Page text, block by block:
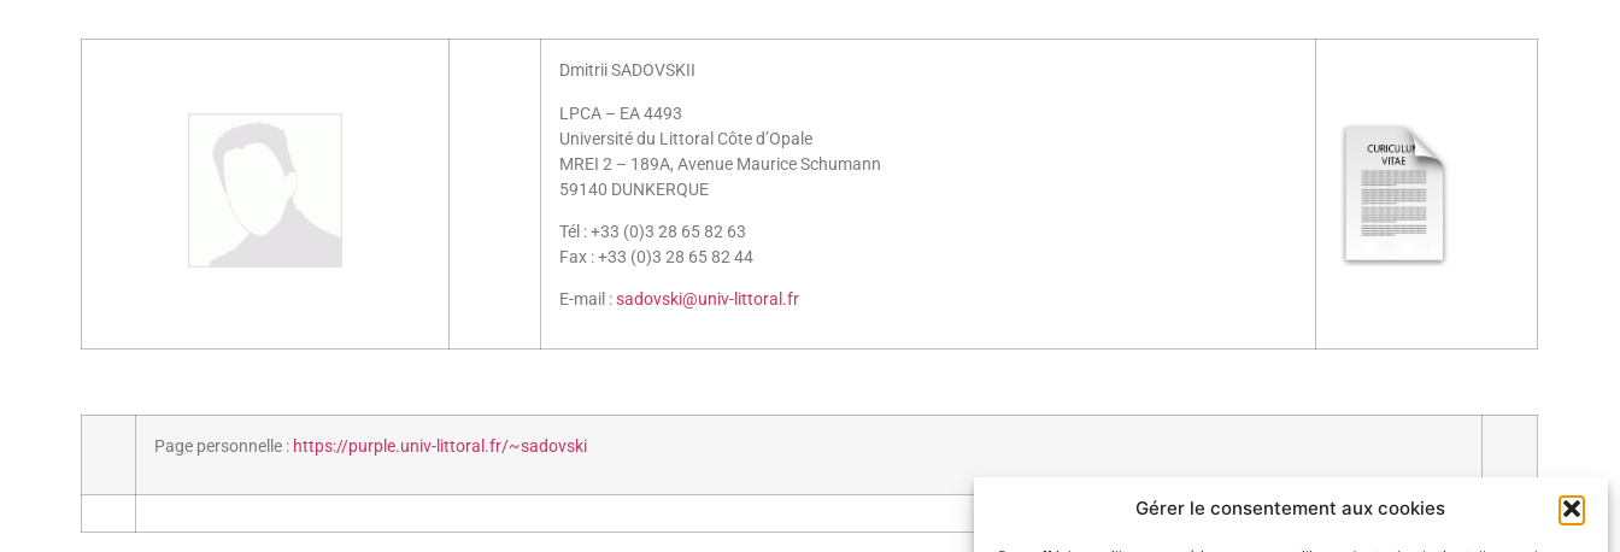
Gérer le consentement aux cookies
Dmitrii SADOVSKII
LPCA – EA 4493
Université du Littoral Côte d’Opale
MREI 2 – 189A, Avenue Maurice Schumann
59140 DUNKERQUE
Tél : +33 (0)3 28 65 82 63
Fax : +33 (0)3 28 65 82 44
E-mail :sadovski@univ-littoral.fr
Page personnelle : https://purple.univ-littoral.fr/~sadovski